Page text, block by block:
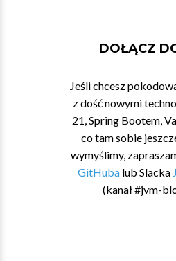
DOŁĄCZ
Jeśli chcesz
z dość nowymi
21, Spring Bootem,
co tam sobie
wymyślimy,
GitHubalub Slacka
(kanał #jvm-